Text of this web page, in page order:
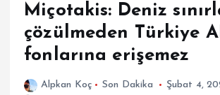
Miçotakis: Deniz
çözülmeden Türkiye
fonlarına erişemez
Alpkan Koç Son Dakika
Şubat 4,